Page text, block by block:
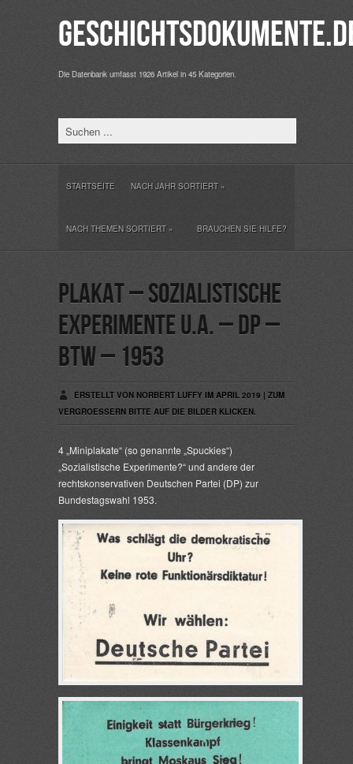
Die Datenbank umfasst 1926 Artikel in 45 Kategorien.
STARTSEITE NACH JAHR SORTIERT»
NACH THEMEN SORTIERT» BRAUCHEN SIE HILFE?
Plakat – Sozialistische
Experimente u.a. – DP –
BTW – 1953
ERSTELLT VON NORBERT LUFFY IM APRIL 2019 | ZUM
VERGROESSERN BITTE AUF DIE BILDER KLICKEN.
4 „Miniplakate“ (so genannte „Spuckies“)
„Sozialistische Experimente?“ und andere der
rechtskonservativen Deutschen Partei (DP) zur
Bundestagswahl 1953.